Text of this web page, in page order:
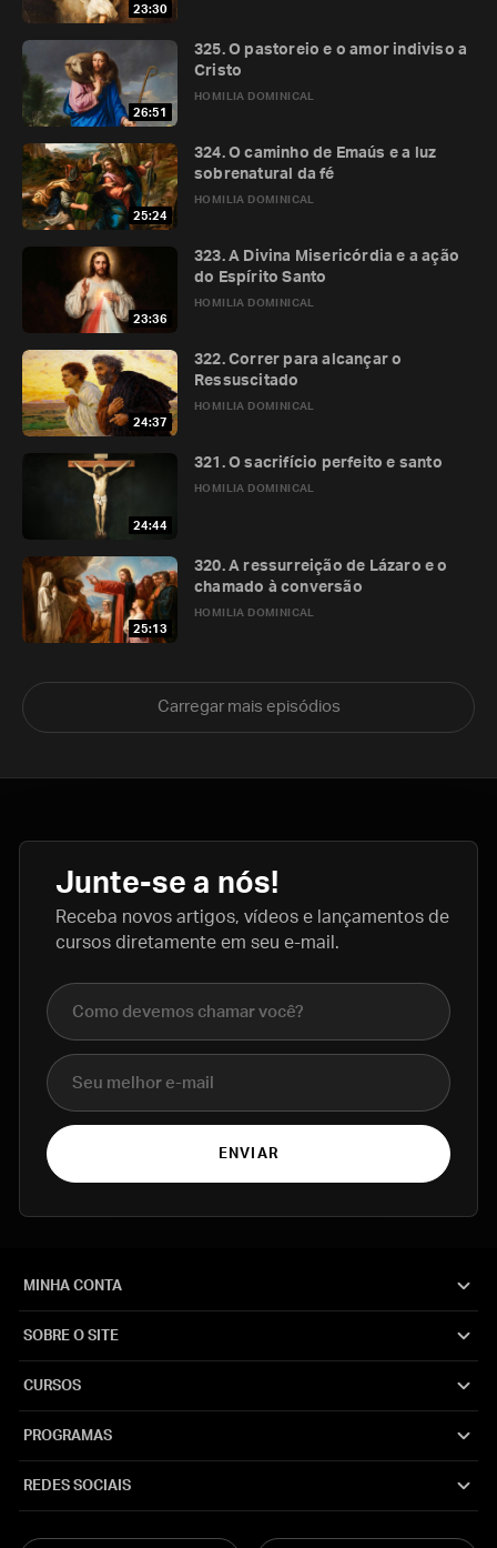
23:30
26:51
HOMILIA DOMINICAL
325. O pastoreio e o amor indiviso a
Cristo
25:24
HOMILIA DOMINICAL
324. O caminho de Emaús e a luz
sobrenatural da fé
23:36
HOMILIA DOMINICAL
323. A Divina Misericórdia e a ação
do Espírito Santo
24:37
HOMILIA DOMINICAL
322. Correr para alcançar o
Ressuscitado
24:44
HOMILIA DOMINICAL
321. O sacrifício perfeito e santo
25:13
HOMILIA DOMINICAL
320. A ressurreição de Lázaro e o
chamado à conversão
Carregar mais episódios
Junte-se a nós!
Receba novos artigos, vídeos e lançamentos de
cursos diretamente em seu e-mail.
Nome completo
E-mail
ENVIAR
MINHA CONTA
SOBRE O SITE
CURSOS
PROGRAMAS
REDES SOCIAIS